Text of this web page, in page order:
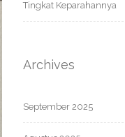
Tingkat Keparahannya
Archives
September 2025